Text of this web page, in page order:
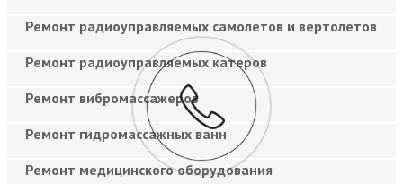
Ремонт радиоуправляемых самолетов и вертолетов
Ремонт радиоуправляемых катеров
Ремонт вибромассажеров
Ремонт гидромассажных ванн
Ремонт медицинского оборудования